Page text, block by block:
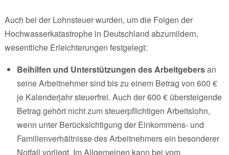
Auch bei der Lohnsteuer wurden, um die Folgen der
Hochwasserkatastrophe in Deutschland abzumildern,
wesentliche Erleichterungen festgelegt:
Beihilfen und Unterstützungen des Arbeitgebersan
seine Arbeitnehmer sind bis zu einem Betrag von 600 €
je Kalenderjahr steuerfrei. Auch der 600 € übersteigende
Betrag gehört nicht zum steuerpflichtigen Arbeitslohn,
wenn unter Berücksichtigung der Einkommens- und
Familienverhältnisse des Arbeitnehmers ein besonderer
Notfall vorliegt. Im Allgemeinen kann bei vom